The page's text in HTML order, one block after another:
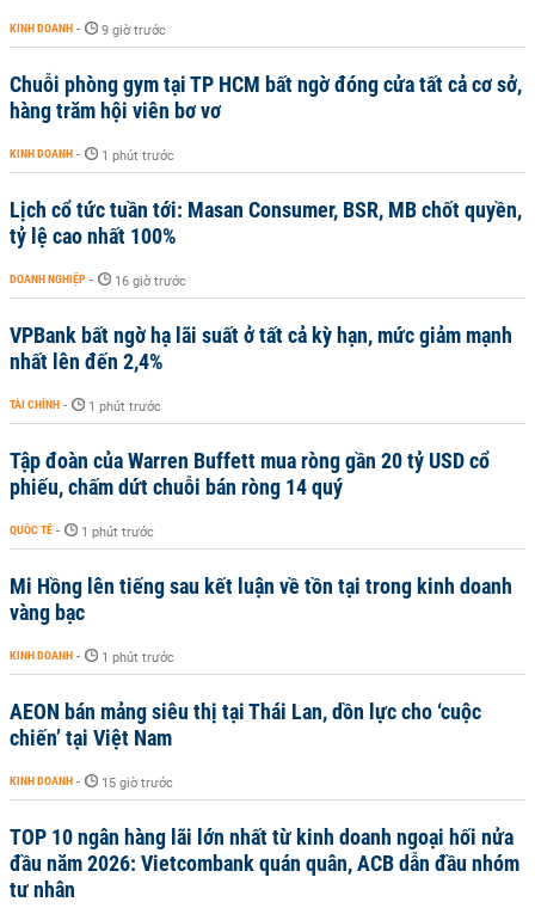
KINH DOANH - 9 giờ trước
Chuỗi phòng gym tại TP HCM bất ngờ đóng cửa tất cả cơ sở,
hàng trăm hội viên bơ vơ
KINH DOANH - 1 phút trước
Lịch cổ tức tuần tới: Masan Consumer, BSR, MB chốt quyền,
tỷ lệ cao nhất 100%
DOANH NGHIỆP - 16 giờ trước
VPBank bất ngờ hạ lãi suất ở tất cả kỳ hạn, mức giảm mạnh
nhất lên đến 2,4%
TÀI CHÍNH - 1 phút trước
Tập đoàn của Warren Buffett mua ròng gần 20 tỷ USD cổ
phiếu, chấm dứt chuỗi bán ròng 14 quý
QUỐC TẾ - 1 phút trước
Mi Hồng lên tiếng sau kết luận về tồn tại trong kinh doanh
vàng bạc
KINH DOANH - 1 phút trước
AEON bán mảng siêu thị tại Thái Lan, dồn lực cho ‘cuộc
chiến’ tại Việt Nam
KINH DOANH - 15 giờ trước
TOP 10 ngân hàng lãi lớn nhất từ kinh doanh ngoại hối nửa
đầu năm 2026: Vietcombank quán quân, ACB dẫn đầu nhóm
tư nhân